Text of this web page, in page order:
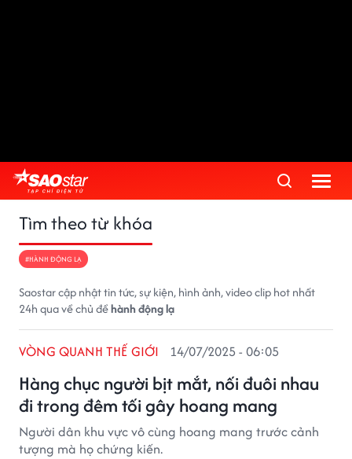
Tìm theo từ khóa
#HÀNH ĐỘNG LẠ
Saostar cập nhật tin tức, sự kiện, hình ảnh, video clip hot nhất
24h qua về chủ đềhành động lạ
Hàng chục người bịt mắt, nối đuôi nhau
đi trong đêm tối gây hoang mang
VÒNG QUANH THẾ GIỚI 14/07/2025 - 06:05
Người dân khu vực vô cùng hoang mang trước cảnh
tượng mà họ chứng kiến.